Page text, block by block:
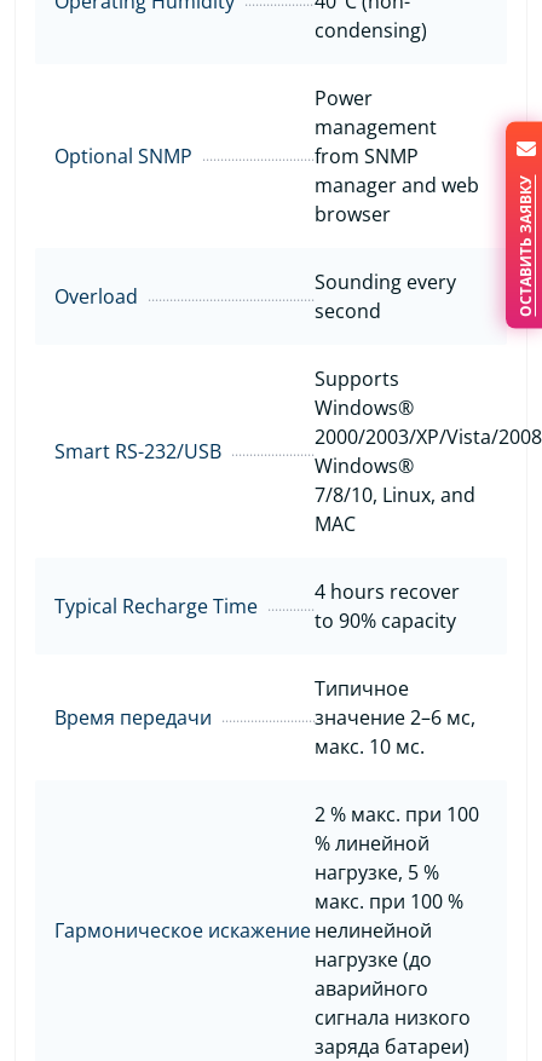
condensing)
Optional SNMP
Power
management
from SNMP
manager and web
browser
Overload
Sounding every
second
Smart RS-232/USB
Supports
Windows®
2000/2003/XP/Vista/
Windows®
7/8/10, Linux, and
MAC
Typical Recharge Time
4 hours recover
to 90% capacity
Время передачи
Типичное
значение 2–6 мс,
макс. 10 мс.
Гармоническое искажение
2 % макс. при 100
% линейной
нагрузке, 5 %
макс. при 100 %
нелинейной
нагрузке (до
аварийного
сигнала низкого
заряда батареи)
ОСТАВИТЬ ЗАЯВКУ